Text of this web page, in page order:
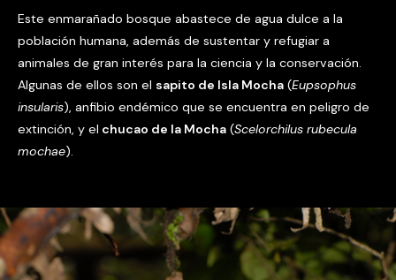
Este enmarañado bosque abastece de agua dulce a la
población humana, además de sustentar y refugiar a
animales de gran interés para la ciencia y la conservación.
Algunas de ellos son el sapito de Isla Mocha (Eupsophus
insularis), anfibio endémico que se encuentra en peligro de
extinción, y el chucao de la Mocha (Scelorchilus rubecula
mochae).